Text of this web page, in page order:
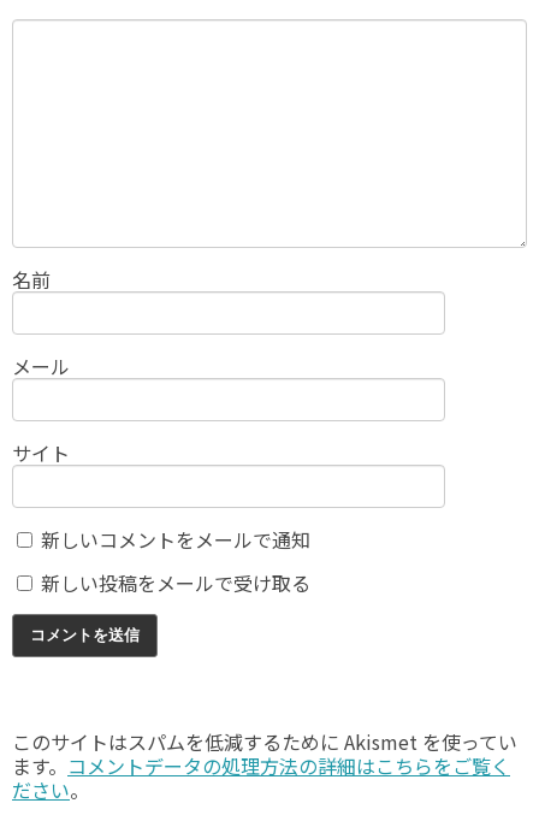
名前
メール
サイト
新しいコメントをメールで通知
新しい投稿をメールで受け取る
このサイトはスパムを低減するために Akismet を使ってい
ます。 コメントデータの処理方法の詳細はこちらをご覧く
ださい。